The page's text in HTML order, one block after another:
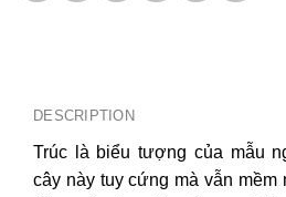
DESCRIPTION
Trúc là biểu tượng của mẫu
cây này tuy cứng mà vẫn mềm